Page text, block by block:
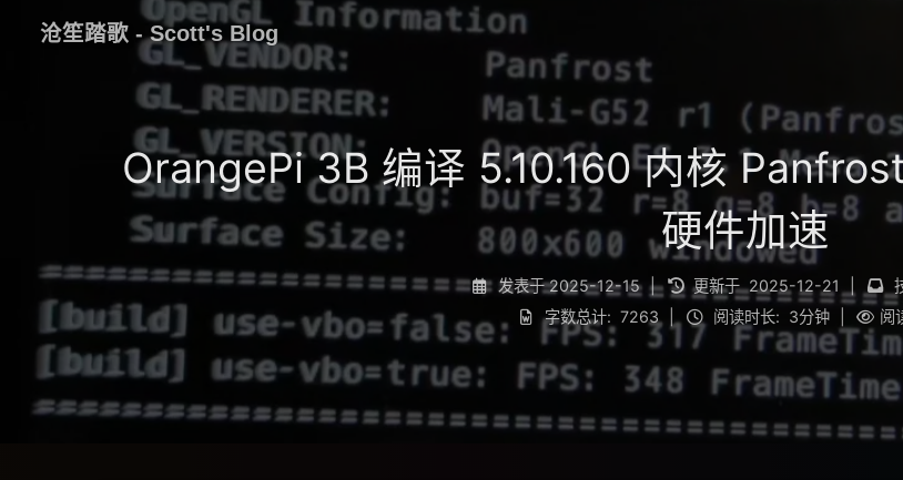
OrangePi 3B 编译 5.10.160 内核
硬件加速
发表于 2025-12-15 | 更新于 2025-12-21
字数总计: 7263 阅读时长: 3分钟 阅
沧笙踏歌 - Scott's Blog